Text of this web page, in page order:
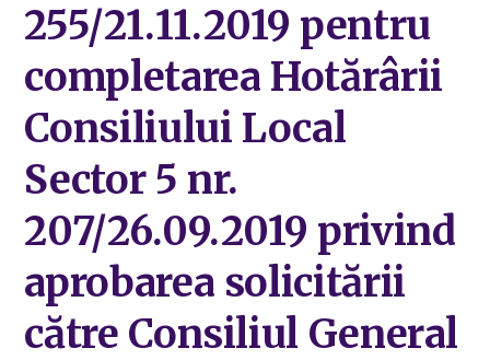
255/21.11.2019 pentru
completarea Hotărârii
Consiliului Local
Sector 5 nr.
207/26.09.2019 privind
aprobarea solicitării
către Consiliul General